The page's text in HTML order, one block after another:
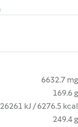
6632.7 mg
169.6 g
26261 kJ / 6276.5 kcal
249.4 g